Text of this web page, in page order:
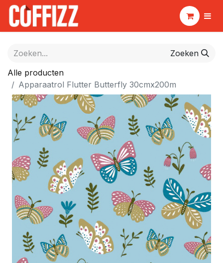
Zoeken
Alle producten
Apparaatrol Flutter Butterfly 30cmx200m